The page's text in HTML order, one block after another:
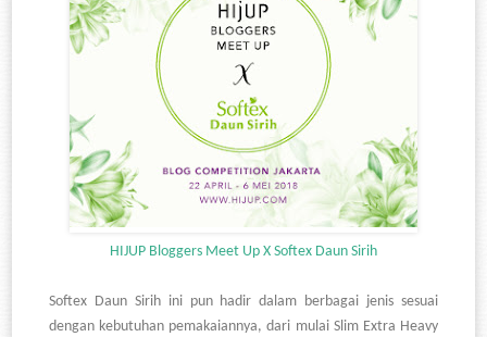
HIJUP Bloggers Meet Up X Softex Daun Sirih
Softex Daun Sirih ini pun hadir dalam berbagai jenis sesuai
dengan kebutuhan pemakaiannya, dari mulai Slim Extra Heavy